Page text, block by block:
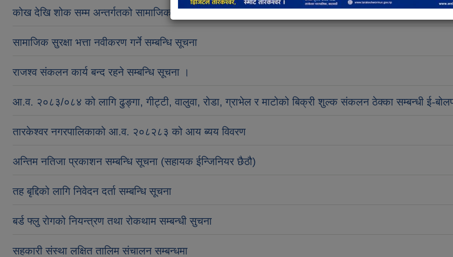
कोख देखि शोक सम्म अन्तर्गतको सामाजिक सुरक्षा भत्ता नवीकरण गर्ने सम्बन्धि सूचना
सामाजिक सुरक्षा भत्ता नवीकरण गर्ने सम्बन्धि सूचना
राजश्व संकलन कार्य बन्द रहने सम्बन्धि सूचना ।
आ.व. २०८३/०८४ को लागि ढुङ्गा, गीट्टी, वालुवा, रोडा, ग्राभेल र माटोको बिक्री शुल्क संकलन ठेक्का सम्बन्धी ई-
तारकेश्वर नगरपालिकाको आ.व. २०८२८३ को आय ब्यय विवरण
अन्तिम नतिजा प्रकाशन सम्बन्धि सूचना (सहायक ईन्जिनियर छैठौ)
तह बृद्दिको लागि निवेदन दर्ता सम्बन्धि सूचना
बर्ड फ्लु रोगको नियन्त्रण तथा रोकथाम सम्बन्धी सुचना
सहकारी संस्था लक्षित तालिम संचालन सम्बन्धमा